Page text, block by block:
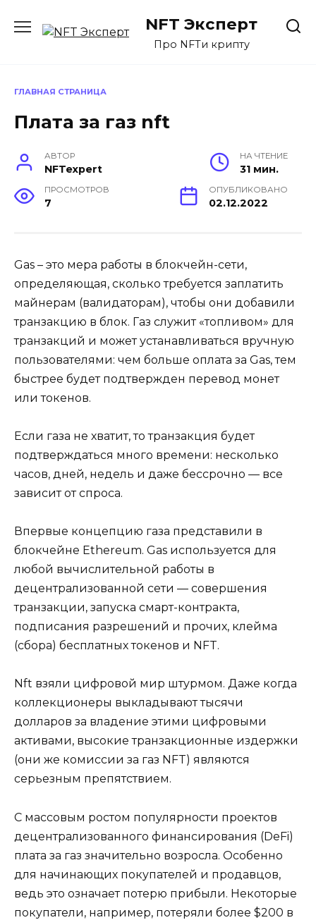
содержанию
NFT Эксперт
Про NFTи крипту
ГЛАВНАЯ СТРАНИЦА
Плата за газ nft
АВТОР
NFTexpert
НА ЧТЕНИЕ
31 мин.
ПРОСМОТРОВ
7
ОПУБЛИКОВАНО
02.12.2022
Gas – это мера работы в блокчейн-сети,
определяющая, сколько требуется заплатить
майнерам (валидаторам), чтобы они добавили
транзакцию в блок. Газ служит «топливом» для
транзакций и может устанавливаться вручную
пользователями: чем больше оплата за Gas, тем
быстрее будет подтвержден перевод монет
или токенов.
Если газа не хватит, то транзакция будет
подтверждаться много времени: несколько
часов, дней, недель и даже бессрочно — все
зависит от спроса.
Впервые концепцию газа представили в
блокчейне Ethereum. Gas используется для
любой вычислительной работы в
децентрализованной сети — совершения
транзакции, запуска смарт-контракта,
подписания разрешений и прочих, клейма
(сбора) бесплатных токенов и NFT.
Nft взяли цифровой мир штурмом. Даже когда
коллекционеры выкладывают тысячи
долларов за владение этими цифровыми
активами, высокие транзакционные издержки
(они же комиссии за газ NFT) являются
серьезным препятствием.
С массовым ростом популярности проектов
децентрализованного финансирования (DeFi)
плата за газ значительно возросла. Особенно
для начинающих покупателей и продавцов,
ведь это означает потерю прибыли. Некоторые
покупатели, например, потеряли более $200 в